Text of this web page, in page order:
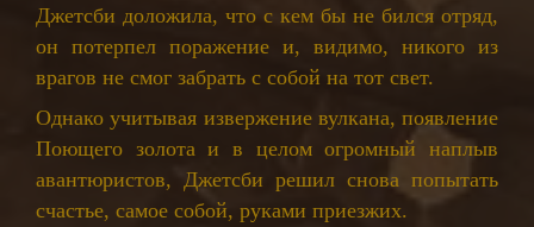
Джетсби доложила, что с кем бы не бился отряд,
он потерпел поражение и, видимо, никого из
врагов не смог забрать с собой на тот свет.
Однако учитывая извержение вулкана, появление
Поющего золота и в целом огромный наплыв
авантюристов, Джетсби решил снова попытать
счастье, самое собой, руками приезжих.